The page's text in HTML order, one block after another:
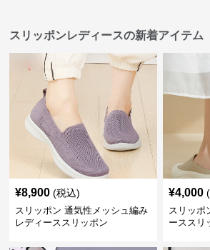
スリッポンレディースの新着アイテム
¥8,900 (税込)
スリッポン 通気性メッシュ編み
レディーススリッポン
¥4,000
スリッポ
ーススリ